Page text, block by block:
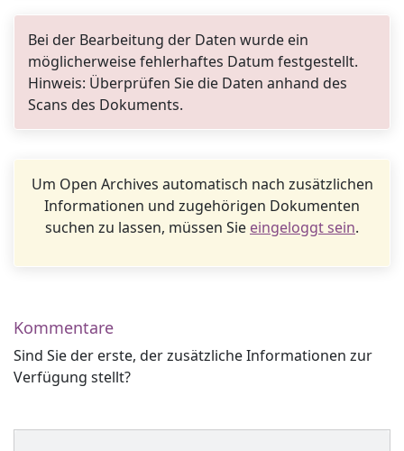
Bei der Bearbeitung der Daten wurde ein
möglicherweise fehlerhaftes Datum festgestellt.
Hinweis: Überprüfen Sie die Daten anhand des
Scans des Dokuments.
Um Open Archives automatisch nach zusätzlichen
Informationen und zugehörigen Dokumenten
suchen zu lassen, müssen Sie eingeloggt sein.
Kommentare
Sind Sie der erste, der zusätzliche Informationen zur
Verfügung stellt?